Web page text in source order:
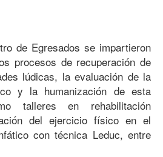
de Egresados se impartieron
procesos de recuperación de
lúdicas, la evaluación de la
y la humanización de esta
talleres en rehabilitación
del ejercicio físico en el
con técnica Leduc, entre